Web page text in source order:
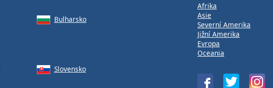
Bulharsko
Slovensko
Afrika
Asie
Severní Amerika
Jižní Amerika
Evropa
Oceania